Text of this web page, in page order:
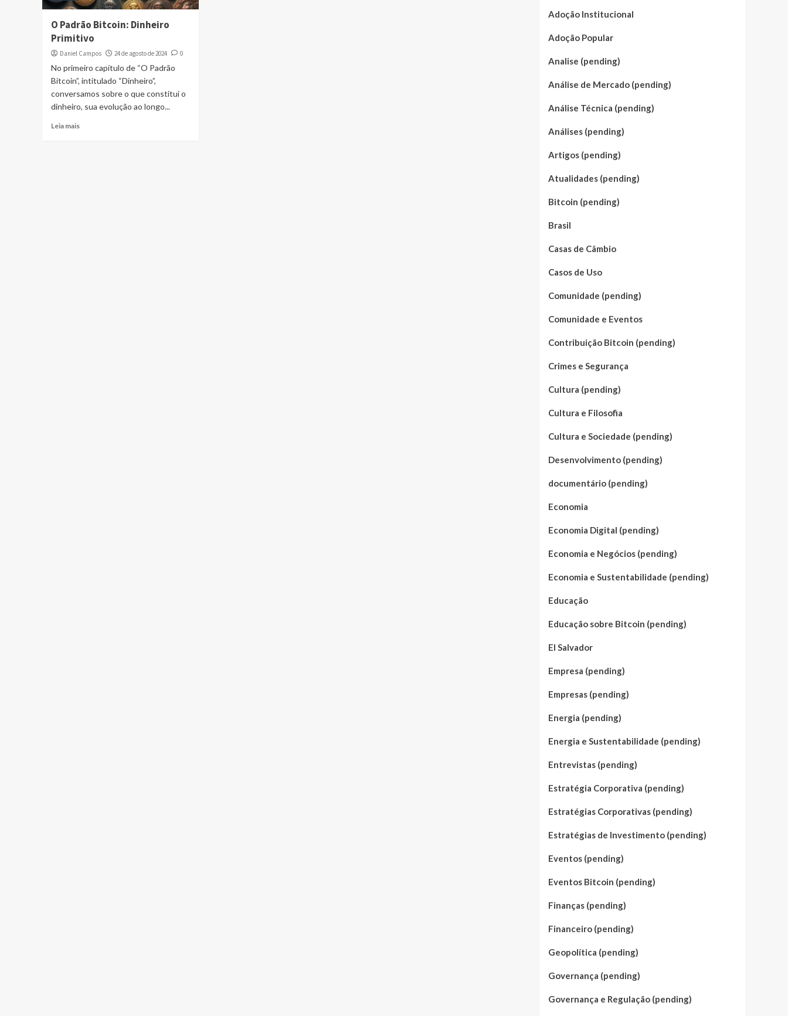
O Padrão Bitcoin: Dinheiro
Primitivo
Daniel Campos 24 de agosto de 2024 0
No primeiro capítulo de “O Padrão
Bitcoin”, intitulado “Dinheiro”,
conversamos sobre o que constitui o
dinheiro, sua evolução ao longo...
Leia mais
Adoção Institucional
Adoção Popular
Analise (pending)
Análise de Mercado (pending)
Análise Técnica (pending)
Análises (pending)
Artigos (pending)
Atualidades (pending)
Bitcoin (pending)
Brasil
Casas de Câmbio
Casos de Uso
Comunidade (pending)
Comunidade e Eventos
Contribuição Bitcoin (pending)
Crimes e Segurança
Cultura (pending)
Cultura e Filosofia
Cultura e Sociedade (pending)
Desenvolvimento (pending)
documentário (pending)
Economia
Economia Digital (pending)
Economia e Negócios (pending)
Economia e Sustentabilidade (pending)
Educação
Educação sobre Bitcoin (pending)
El Salvador
Empresa (pending)
Empresas (pending)
Energia (pending)
Energia e Sustentabilidade (pending)
Entrevistas (pending)
Estratégia Corporativa (pending)
Estratégias Corporativas (pending)
Estratégias de Investimento (pending)
Eventos (pending)
Eventos Bitcoin (pending)
Finanças (pending)
Financeiro (pending)
Geopolítica (pending)
Governança (pending)
Governança e Regulação (pending)